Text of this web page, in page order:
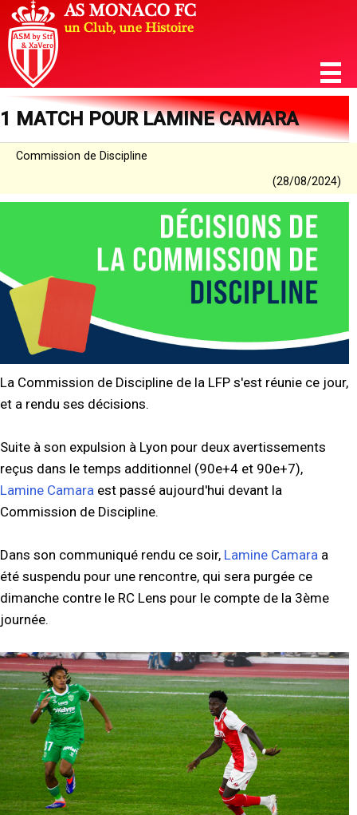
1 MATCH POUR LAMINE CAMARA
Commission de Discipline
(28/08/2024)
La Commission de Discipline de la LFP s'est réunie ce jour,
et a rendu ses décisions.
Suite à son expulsion à Lyon pour deux avertissements
reçus dans le temps additionnel (90e+4 et 90e+7),
Lamine Camara est passé aujourd'hui devant la
Commission de Discipline.
Dans son communiqué rendu ce soir, Lamine Camara a
été suspendu pour une rencontre, qui sera purgée ce
dimanche contre le RC Lens pour le compte de la 3ème
journée.